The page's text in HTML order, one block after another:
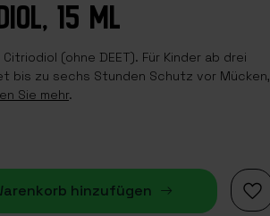
15 ML
(ohne DEET). Für Kinder ab drei
bis zu sechs Stunden Schutz vor Mücken,
Sie mehr.
hinzufügen